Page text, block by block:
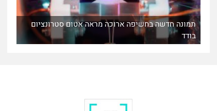
תמונה חדשה בחשיפה ארוכה מראה אטום סטרונציום
בודד